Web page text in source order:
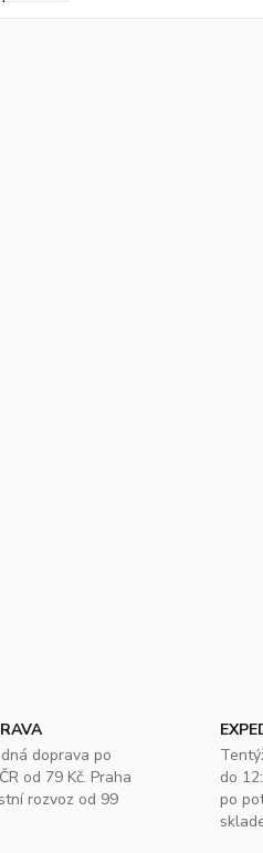
doprava po
od 79 Kč. Praha
rozvoz od 99
do
po